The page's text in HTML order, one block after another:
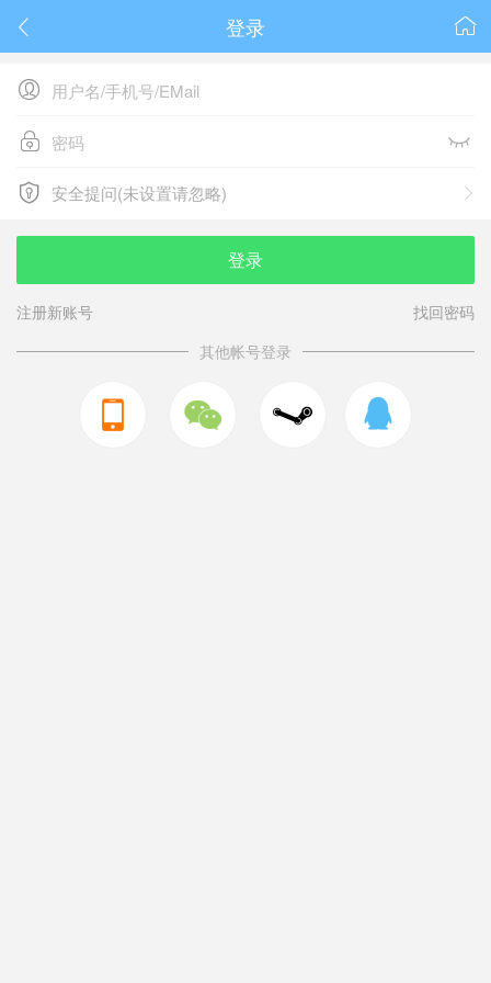
 
登录

 
 
安全提问(未设置请忽略)
安全提问(未设置请忽略)
登录
注册新账号
找回密码
其他帐号登录
  